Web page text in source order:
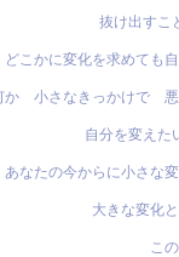
抜け出すこ
どこかに変化を求めても
か 小さなきっかけで 悪
自分を変えた
あなたの今からに小さな
大きな変化
こ